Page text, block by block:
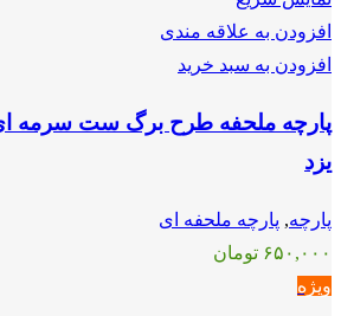
افزودن به علاقه مندی
افزودن به سبد خرید
پارچه ملحفه طرح برگ ست سرمه
یزد
پارچه, پارچه ملحفه ای
۶۵۰,۰۰۰ تومان
ویژه